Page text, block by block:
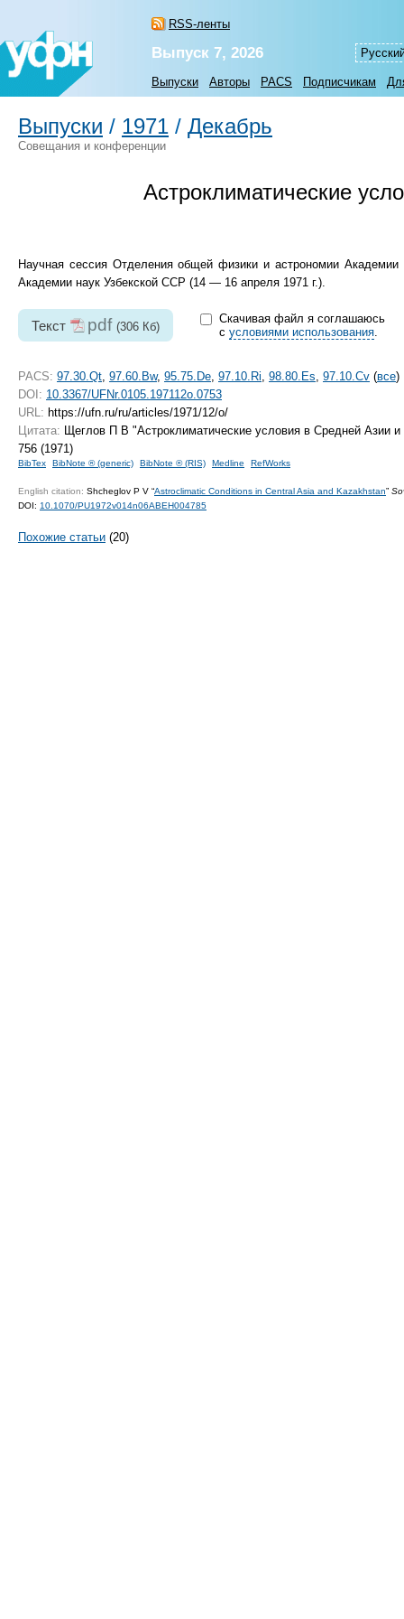
RSS-ленты
Выпуск 7, 2026
Выпуски Авторы PACS Подписчикам
Выпуски / 1971 / Декабрь
Совещания и конференции
Астроклиматические
Научная сессия Отделения общей физики и астрономии
Академии наук Узбекской ССР (14 — 16 апреля 1971 г.).
Текст pdf (306 Кб)
Скачивая файл я соглашаюсь
с условиями использования.
PACS: 97.30.Qt 97.60.Bw, 95.75.De 97.10.Ri 98.80.Es 97.10.Cv (все)
DOI: 10.3367/UFNr.0105.197112o.0753
URL: https://ufn.ru/ru/articles/1971/12/o/
Цитата: Щеглов П В "Астроклиматические условия в Средней Азии
756 (1971)
BibTex BibNote ® (generic) BibNote ® (RIS) Medline RefWorks
English citation: Shcheglov P V “Astroclimatic Conditions in Central Asia and Kazakhstan”
DOI: 10.1070/PU1972v014n06ABEH004785
Похожие статьи (20)